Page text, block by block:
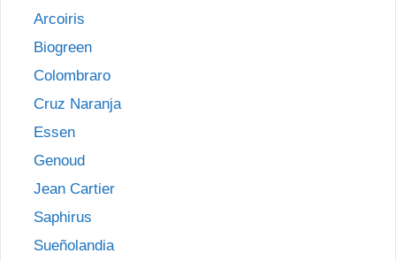
Arcoiris
Biogreen
Colombraro
Cruz Naranja
Essen
Genoud
Jean Cartier
Saphirus
Sueñolandia